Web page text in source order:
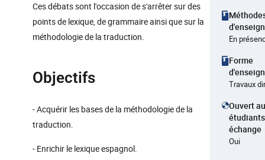
Ces débats sont l'occasion de s'arrêter sur des
points de lexique, de grammaire ainsi que sur la
méthodologie de la traduction.
Objectifs
- Acquérir les bases de la méthodologie de la
traduction.
- Enrichir le lexique espagnol.
En
Forme
Travaux
Ouvert
échange
Oui